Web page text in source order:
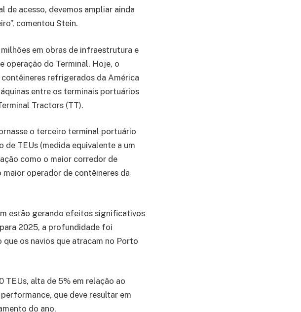
de acesso, devemos ampliar ainda
comentou Stein.
em obras de infraestrutura e
operação do Terminal. Hoje, o
refrigerados da América
entre os terminais portuários
Tractors (TT).
o terceiro terminal portuário
de TEUs (medida equivalente a um
como o maior corredor de
operador de contêineres da
estão gerando efeitos significativos
2025, a profundidade foi
os navios que atracam no Porto
TEUs, alta de 5% em relação ao
que deve resultar em
do ano.